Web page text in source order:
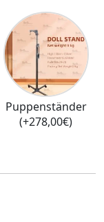
Puppenständer
(+278,00€)